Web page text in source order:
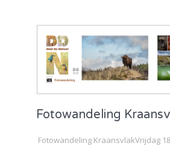
Fotowandeling
Fotowandeling KraansvlakVrijdag